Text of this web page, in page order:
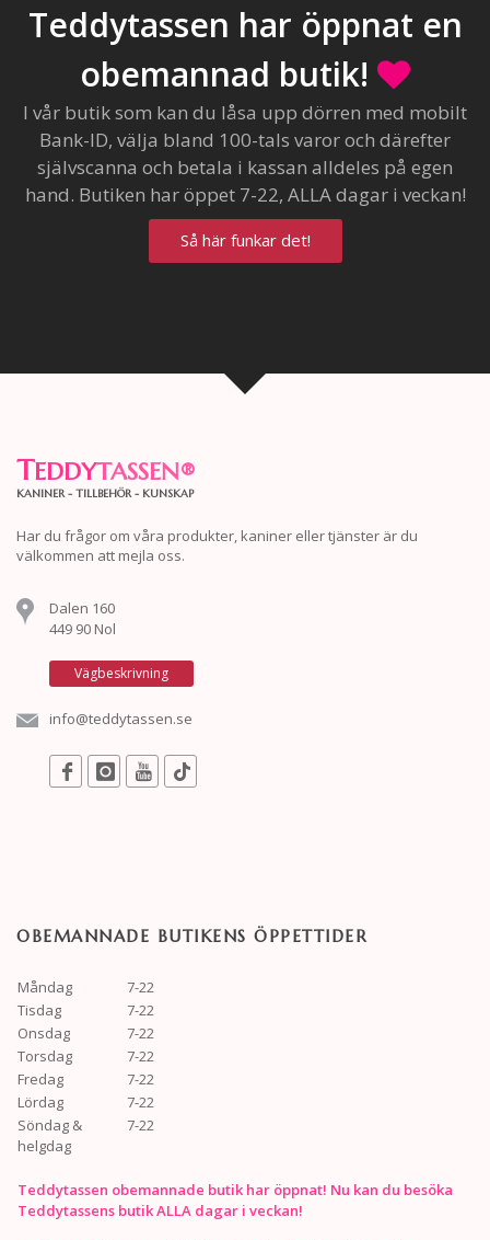
Teddytassen har öppnat en
obemannad butik!
I vår butik som kan du låsa upp dörren med mobilt
Bank-ID, välja bland 100-tals varor och därefter
självscanna och betala i kassan alldeles på egen
hand. Butiken har öppet 7-22, ALLA dagar i veckan!
Så här funkar det!
TEDDYTASSEN®
KANINER - TILLBEHÖR - KUNSKAP
Har du frågor om våra produkter, kaniner eller tjänster är du
välkommen att mejla oss.
Dalen 160
449 90 Nol
Vägbeskrivning
info@teddytassen.se
OBEMANNADE BUTIKENS ÖPPETTIDER
Måndag
7-22
Tisdag
7-22
Onsdag
7-22
Torsdag
7-22
Fredag
7-22
Lördag
7-22
Söndag &
helgdag
7-22
Teddytassen obemannade butik har öppnat! Nu kan du besöka
Teddytassens butik ALLA dagar i veckan!